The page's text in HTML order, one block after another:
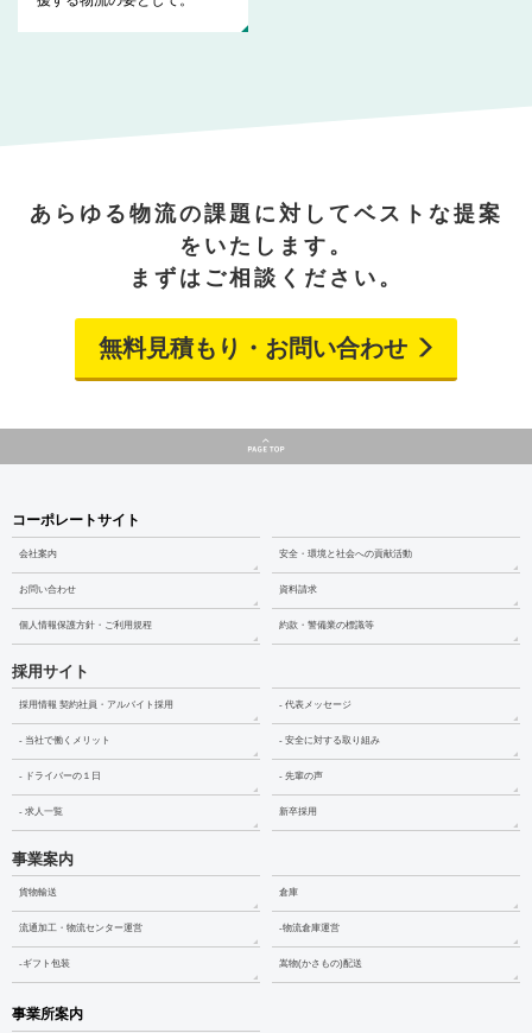
あらゆる物流の課題に対してベストな提案
をいたします。
まずはご相談ください。
無料見積もり・お問い合わせ
コーポレートサイト
会社案内 安全・環境と社会への貢献活動
お問い合わせ 資料請求
個人情報保護方針・ご利用規程 約款・警備業の標識等
採用サイト
採用情報 契約社員・アルバイト採用 - 代表メッセージ
- 当社で働くメリット - 安全に対する取り組み
- ドライバーの１日 - 先輩の声
- 求人一覧 新卒採用
事業案内
貨物輸送 倉庫
流通加工・物流センター運営 -物流倉庫運営
-ギフト包装 嵩物(かさもの)配送
事業所案内